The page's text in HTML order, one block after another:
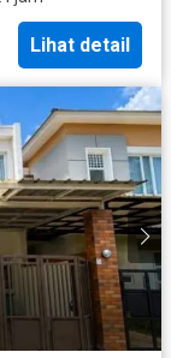
Lihat detail